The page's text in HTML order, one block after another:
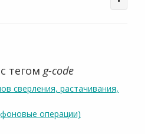
тегом g-code
сверления, растачивания,
операции)